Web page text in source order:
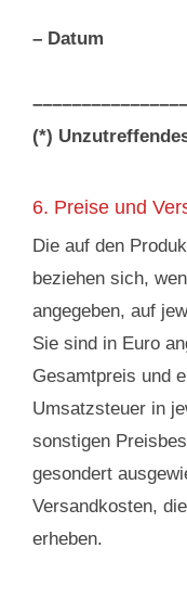
– Datum
(*)
6. Preise und
Die auf den
beziehen sich,
angegeben, auf
Sie sind in Euro
Gesamtpreis und
Umsatzsteuer in
sonstigen
gesondert
Versandkosten,
erheben.